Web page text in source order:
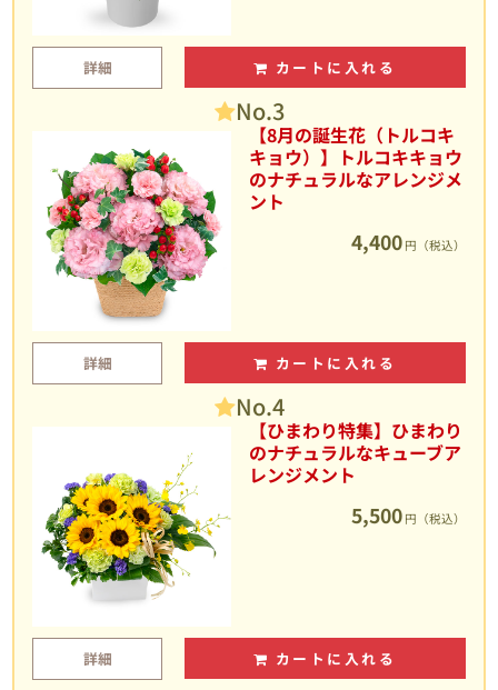
詳細 カートに入れる
No.3
【8月の誕生花（トルコキ
キョウ）】トルコキキョウ
のナチュラルなアレンジメ
ント
4,400 円（税込）
詳細 カートに入れる
No.4
【ひまわり特集】ひまわり
のナチュラルなキューブア
レンジメント
5,500 円（税込）
詳細 カートに入れる